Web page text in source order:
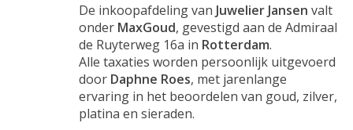
De inkoopafdeling van Juwelier Jansen valt
onder MaxGoud, gevestigd aan de Admiraal
de Ruyterweg 16a in Rotterdam.
Alle taxaties worden persoonlijk uitgevoerd
door Daphne Roes, met jarenlange
ervaring in het beoordelen van goud, zilver,
platina en sieraden.